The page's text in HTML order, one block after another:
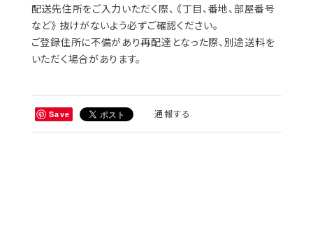
配送先住所をご入力いただく際、 《丁目、番地、部屋番号
など》 抜けがないよう必ずご確認ください。
ご登録住所に不備があり再配達となった際、別途送料を
いただく場合があります。
Save 通報する